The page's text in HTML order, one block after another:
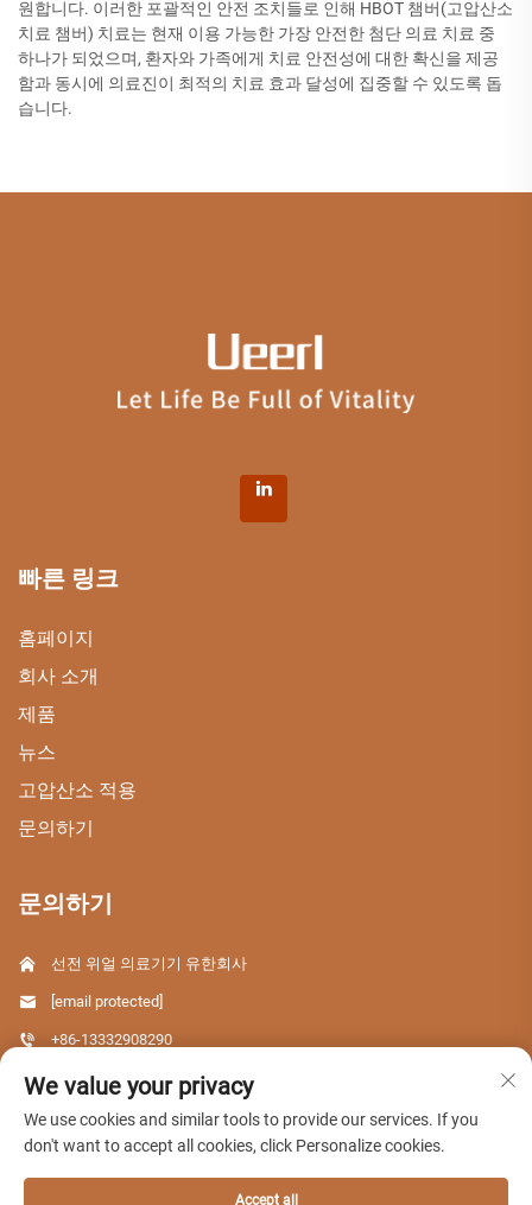
원합니다. 이러한 포괄적인 안전 조치들로 인해 HBOT 챔버(고압산소
치료 챔버) 치료는 현재 이용 가능한 가장 안전한 첨단 의료 치료 중
하나가 되었으며, 환자와 가족에게 치료 안전성에 대한 확신을 제공
함과 동시에 의료진이 최적의 치료 효과 달성에 집중할 수 있도록 돕
습니다.
빠른 링크
홈페이지
회사 소개
제품
뉴스
고압산소 적용
문의하기
문의하기
선전 위얼 의료기기 유한회사
[email protected]
+86-13332908290
중국 광둥성 선전시 용화구 달랑지역 딩펑 과학기술단지 C동
We value your privacy
We use cookies and similar tools to provide our services. If you
don't want to accept all cookies, click Personalize cookies.
Accept all